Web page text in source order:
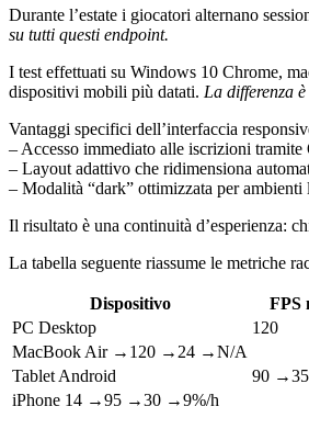
Durante l’estate i giocatori alternano
su tutti questi endpoint.
I test effettuati su Windows 10 Chrome,
dispositivi mobili più datati. La differenza
Vantaggi specifici dell’interfaccia
– Accesso immediato alle iscrizioni
– Layout adattivo che ridimensiona
– Modalità “dark” ottimizzata per
Il risultato è una continuità d’esperienza:
La tabella seguente riassume le metriche
Dispositivo FPS
PC Desktop
120
MacBook Air →120 →24 →N/A
Tablet Android
90
iPhone 14 →95 →30 →9%/h